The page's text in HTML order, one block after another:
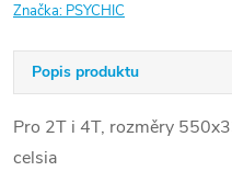
Značka: PSYCHIC
Popis produktu
Pro 2T i 4T, rozměry
celsia